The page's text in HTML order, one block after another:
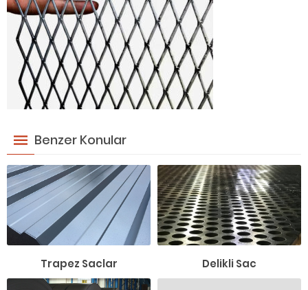
Benzer Konular
Trapez Saclar Delikli Sac